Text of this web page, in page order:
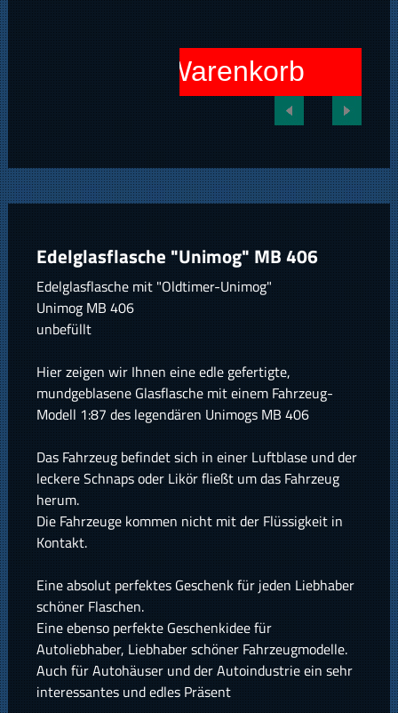
In den Warenkorb
Edelglasflasche "Unimog" MB 406
Edelglasflasche mit "Oldtimer-Unimog"
Unimog MB 406
unbefüllt
Hier zeigen wir Ihnen eine edle gefertigte,
mundgeblasene Glasflasche mit einem Fahrzeug-
Modell 1:87 des legendären Unimogs MB 406
Das Fahrzeug befindet sich in einer Luftblase und der
leckere Schnaps oder Likör fließt um das Fahrzeug
herum.
Die Fahrzeuge kommen nicht mit der Flüssigkeit in
Kontakt.
Eine absolut perfektes Geschenk für jeden Liebhaber
schöner Flaschen.
Eine ebenso perfekte Geschenkidee für
Autoliebhaber, Liebhaber schöner Fahrzeugmodelle.
Auch für Autohäuser und der Autoindustrie ein sehr
interessantes und edles Präsent